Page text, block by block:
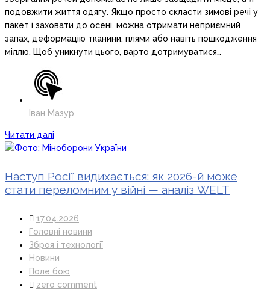
подовжити життя одягу. Якщо просто скласти зимові речі у
пакет і заховати до осені, можна отримати неприємний
запах, деформацію тканини, плями або навіть пошкодження
міллю. Щоб уникнути цього, варто дотримуватися…
Іван Мазур
Читати далі
Наступ Росії видихається: як 2026-й може
стати переломним у війні — аналіз WELT
17.04.2026
Головні новини
Зброя і технології
Новини
Поле бою
zero comment